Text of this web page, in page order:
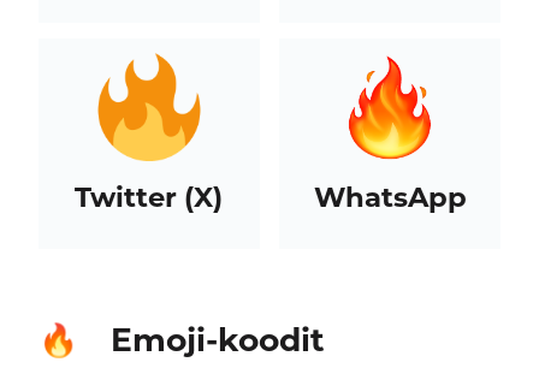
Twitter (X) WhatsApp
🔥 Emoji-koodit